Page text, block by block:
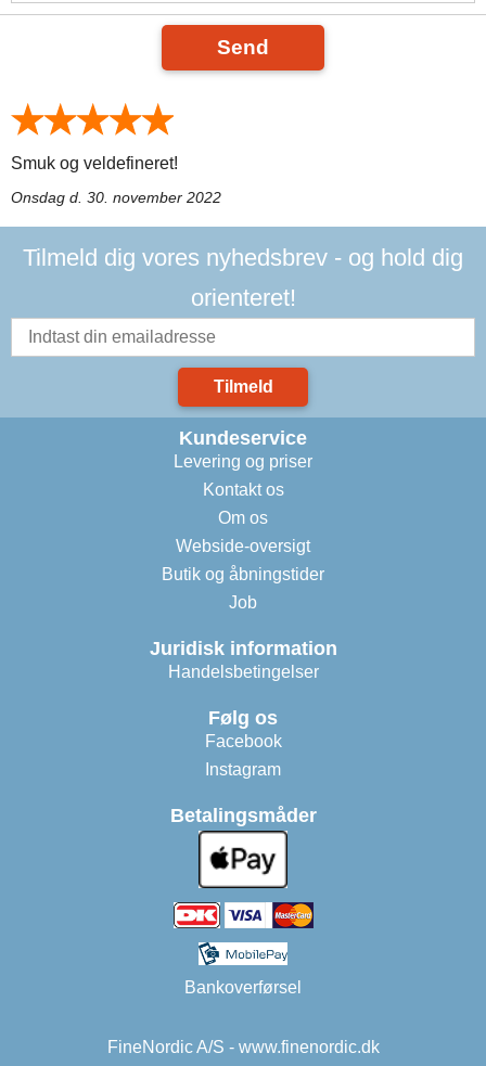
Send
Smuk og veldefineret!
Onsdag d. 30. november 2022
Tilmeld dig vores nyhedsbrev - og hold dig
orienteret!
Tilmeld
Kundeservice
Levering og priser
Kontakt os
Om os
Webside-oversigt
Butik og åbningstider
Job
Juridisk information
Handelsbetingelser
Følg os
Facebook
Instagram
Betalingsmåder
Bankoverførsel
FineNordic A/S - www.finenordic.dk